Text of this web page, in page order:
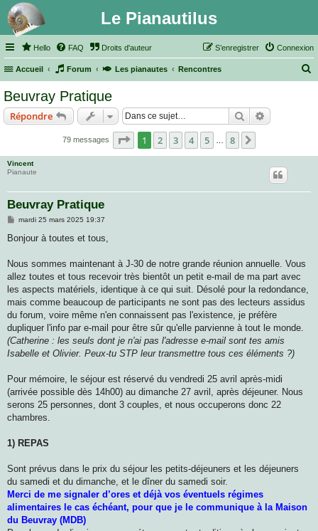
Le Pianautilus
Hello FAQ Droits d'auteur Connexion
S’enregistrer
Accueil Forum Les pianautes Rencontres
Beuvray Pratique
Répondre Rechercher
79 messages Page 1sur8
1 2 3 4 5 8
Vincent
Pianaute
Beuvray Pratique
M
s
g
mardi 25 mars 2025 19:37
Bonjour à toutes et tous,
Nous sommes maintenant à J-30 de notre grande réunion annuelle. Vous
allez toutes et tous recevoir très bientôt un petit e-mail de ma part avec
les aspects matériels, identique à ce qui suit. Désolé pour la redondance,
mais comme beaucoup de participants ne sont pas des lecteurs assidus
du forum, voire même n'en connaissent pas l'existence, je préfère
dupliquer l'info par e-mail pour être sûr qu'elle parvienne à tout le monde.
(Catherine : les seuls dont je n'ai pas l'adresse e-mail sont tes amis
Isabelle et Olivier. Peux-tu STP leur transmettre tous ces éléments ?)
Pour mémoire, le séjour est réservé du vendredi 25 avril après-midi
(arrivée possible dès 14h00) au dimanche 27 avril, après déjeuner. Nous
serons 25 personnes, dont 3 couples, et nous occuperons donc 22
chambres.
1) REPAS
Sont prévus dans le prix du séjour les petits-déjeuners et les déjeuners
du samedi et du dimanche, et le dîner du samedi soir.
Merci de me signaler d’ores et déjà vos éventuels régimes
alimentaires le cas échéant, pour que je le communique à la Maison
du Beuvray (MDB)